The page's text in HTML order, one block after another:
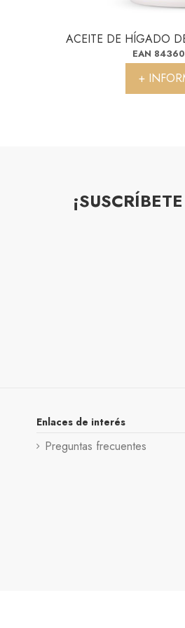
ACEITE DE HÍGADO
EAN
+
Enlaces de interés
Preguntas frecuentes